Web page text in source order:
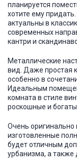
планируется
хотите ему
актуальны в
современных
кантри и
Металлические
вид. Даже простая
особенно в
Идеальным
комната в стиле
роскошные и
Очень
изготовленные
будет отличным
урбанизма, а также